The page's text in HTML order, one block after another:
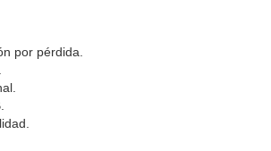
por pérdida.